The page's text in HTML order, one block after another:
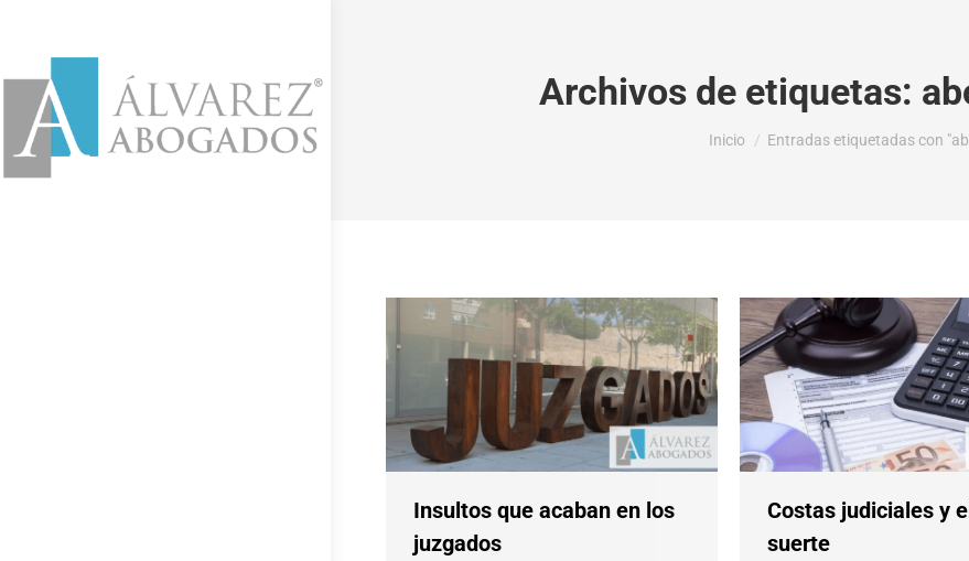
Archivos de etiquetas:
Estás aquí:
Inicio Entradas etiquetadas con
Insultos que acaban en los
juzgados
Costas judiciales y
suerte